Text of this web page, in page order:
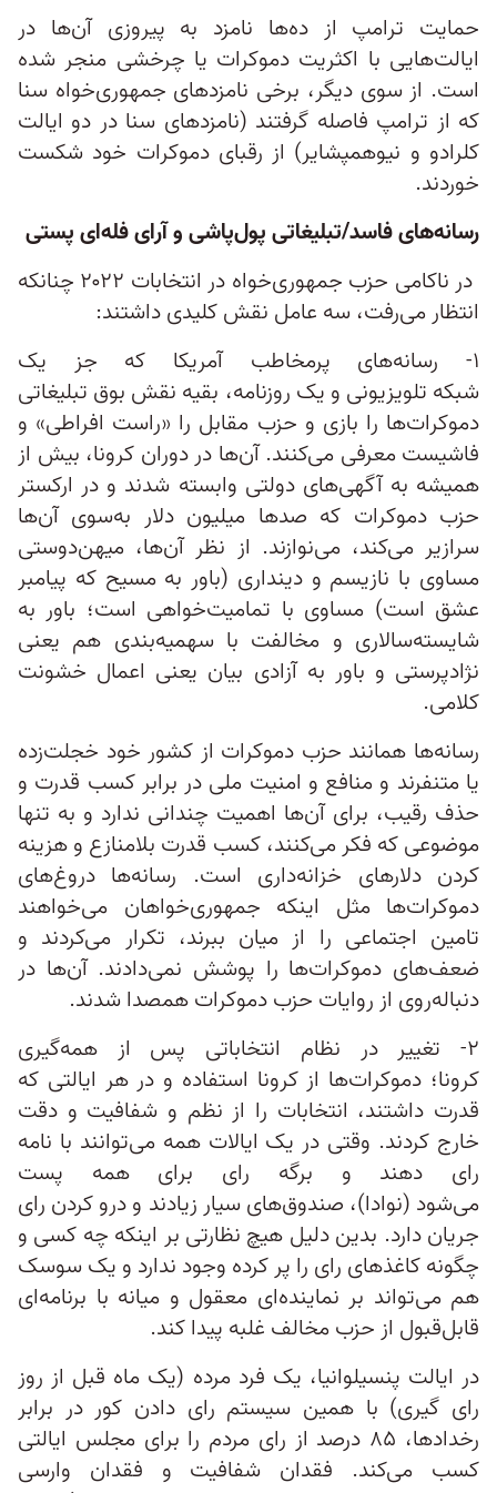
حمایت ترامپ از ده‌ها نامزد به پیروزی آن‌ها در
ایالت‌هایی با اکثریت دموکرات یا چرخشی منجر شده
است. از سوی دیگر، برخی نامزدهای جمهوری‌خواه سنا
که از ترامپ فاصله گرفتند (نامزدهای سنا در دو ایالت
کلرادو و نیوهمپشایر) از رقبای دموکرات خود شکست
خوردند.
رسانه‌های فاسد/تبلیغاتی پول‌پاشی و آرای فله‌ای پستی
در ناکامی حزب جمهوری‌خواه در انتخابات ۲۰۲۲ چنانکه
انتظار می‌رفت، سه عامل نقش کلیدی داشتند:
۱- رسانه‌های پرمخاطب آمریکا که جز یک
شبکه‌ تلویزیونی و یک روزنامه، بقیه نقش بوق تبلیغاتی
دموکرات‌ها را بازی و حزب مقابل را «راست افراطی» و
فاشیست معرفی می‌کنند. آن‌ها در دوران کرونا، بیش از
همیشه به آگهی‌های دولتی وابسته شدند و در ارکستر
حزب دموکرات که صدها میلیون دلار به‌سوی آن‌ها
سرازیر می‌کند، می‌نوازند. از نظر آن‌ها، میهن‌دوستی
مساوی با نازیسم و دینداری (باور به مسیح که پیامبر
عشق است) مساوی با تمامیت‌خواهی است؛ باور به
شایسته‌سالاری و مخالفت با سهمیه‌بندی هم یعنی
نژادپرستی و باور به آزادی بیان یعنی اعمال خشونت
کلامی.
رسانه‌ها همانند حزب دموکرات از کشور خود خجلت‌زده
یا متنفرند و منافع و امنیت ملی در برابر کسب قدرت و
حذف رقیب، برای آن‌ها اهمیت چندانی ندارد و به تنها
موضوعی که فکر می‌کنند، کسب قدرت بلامنازع و هزینه
کردن دلارهای خزانه‌داری است. رسانه‌ها دروغ‌های
دموکرات‌ها مثل اینکه جمهوری‌خواهان می‌خواهند
تامین اجتماعی را از میان ببرند، تکرار می‌کردند و
ضعف‌های دموکرات‌ها را پوشش نمی‌دادند. آن‌ها در
دنباله‌روی از روایات حزب دموکرات همصدا شدند.
۲- تغییر در نظام انتخاباتی پس از همه‌گیری
کرونا؛ دموکرات‌ها از کرونا استفاده و در هر ایالتی که
قدرت داشتند، انتخابات را از نظم و شفافیت و دقت
خارج کردند. وقتی در یک ایالات همه می‌توانند با نامه
رای دهند و برگه‌ رای برای همه پست
می‌شود (نوادا)، صندوق‌های سیار زیادند و درو کردن رای
جریان دارد. بدین دلیل هیچ نظارتی بر اینکه چه کسی و
چگونه کاغذهای رای را پر کرده وجود ندارد و یک سوسک
هم می‌تواند بر نماینده‌ای معقول و میانه با برنامه‌ای
قابل‌قبول از حزب مخالف غلبه پیدا کند.
در ایالت پنسیلوانیا، یک فرد مرده (یک ماه قبل از روز
رای گیری) با همین سیستم رای دادن کور در برابر
رخدادها، ۸۵ درصد از رای مردم را برای مجلس ایالتی
کسب می‌کند. فقدان شفافیت و فقدان وارسی